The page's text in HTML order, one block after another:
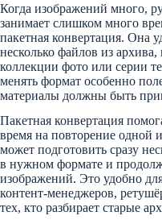
Когда изображений много,
занимает слишком много
пакетная конвертация. Она
несколько файлов из
коллекции фото или серии
менять формат особенно
материалы должны быть
Пакетная конвертация
время на повторение одной
может подготовить сразу
в нужном формате и
изображений. Это удобно
контент-менеджеров,
тех, кто разбирает старые